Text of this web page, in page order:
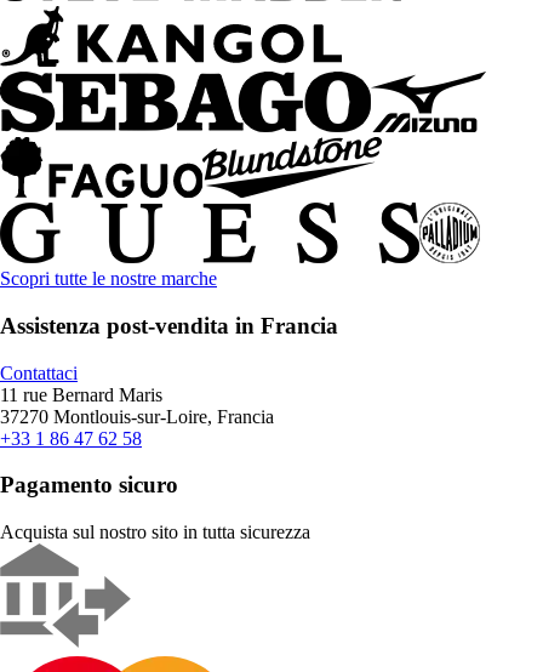
Scopri tutte le nostre marche
Assistenza post-vendita in Francia
Contattaci
11 rue Bernard Maris
37270 Montlouis-sur-Loire, Francia
+33 1 86 47 62 58
Pagamento sicuro
Acquista sul nostro sito in tutta sicurezza